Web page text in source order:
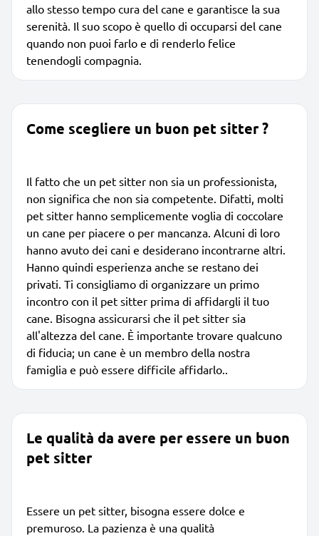
allo stesso tempo cura del cane e garantisce la sua
serenità. Il suo scopo è quello di occuparsi del cane
quando non puoi farlo e di renderlo felice
tenendogli compagnia.
Come scegliere un buon pet sitter ?
Il fatto che un pet sitter non sia un professionista,
non significa che non sia competente. Difatti, molti
pet sitter hanno semplicemente voglia di coccolare
un cane per piacere o per mancanza. Alcuni di loro
hanno avuto dei cani e desiderano incontrarne altri.
Hanno quindi esperienza anche se restano dei
privati. Ti consigliamo di organizzare un primo
incontro con il pet sitter prima di affidargli il tuo
cane. Bisogna assicurarsi che il pet sitter sia
all'altezza del cane. È importante trovare qualcuno
di fiducia; un cane è un membro della nostra
famiglia e può essere difficile affidarlo..
Le qualità da avere per essere un buon
pet sitter
Essere un pet sitter, bisogna essere dolce e
premuroso. La pazienza è una qualità